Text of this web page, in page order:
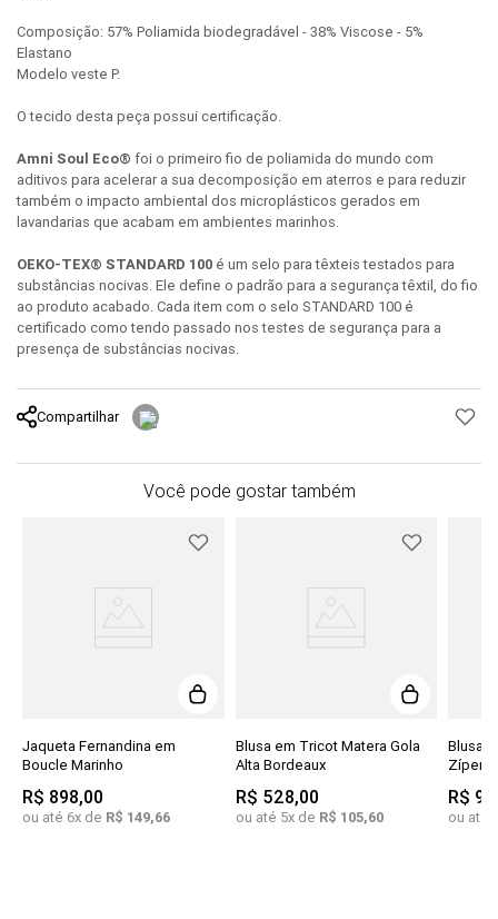
Composição: 57% Poliamida biodegradável - 38% Viscose - 5%
Elastano
Modelo veste P.
O tecido desta peça possui certificação.
Amni Soul Eco® foi o primeiro fio de poliamida do mundo com
aditivos para acelerar a sua decomposição em aterros e para reduzir
também o impacto ambiental dos microplásticos gerados em
lavandarias que acabam em ambientes marinhos.
OEKO-TEX® STANDARD 100 é um selo para têxteis testados para
substâncias nocivas. Ele define o padrão para a segurança têxtil, do fio
ao produto acabado. Cada item com o selo STANDARD 100 é
certificado como tendo passado nos testes de segurança para a
presença de substâncias nocivas.
Compartilhar
Você pode gostar também
Jaqueta Fernandina em
Boucle Marinho
R$ 898,00
ou até 6x de R$ 149,66
Blusa em Tricot Matera Gola
Alta Bordeaux
R$ 528,00
ou até 5x de R$ 105,60
Blusa
R$
ou até